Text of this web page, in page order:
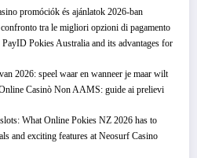
promóciók és ajánlatok 2026-ban
tra le migliori opzioni di pagamento
Pokies Australia and its advantages for
2026: speel waar en wanneer je maar wilt
Casinò Non AAMS: guide ai prelievi
What Online Pokies NZ 2026 has to
and exciting features at Neosurf Casino